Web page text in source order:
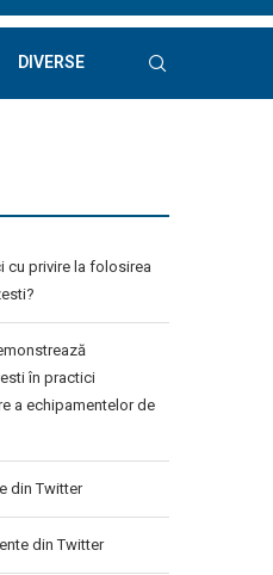
DIVERSE
cu privire la folosirea
în practici
a echipamentelor de
din Twitter
din Twitter